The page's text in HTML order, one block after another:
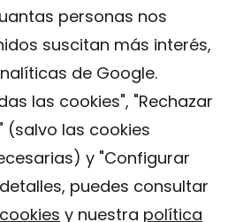
personas nos
suscitan más interés,
de Google.
las cookies", "Rechazar
(salvo las cookies
y "Configurar
puedes consultar
y nuestra política